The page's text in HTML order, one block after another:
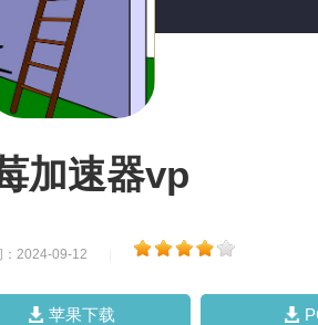
加速器vp
：2024-09-12
苹果下载